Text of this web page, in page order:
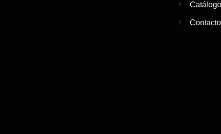
Catálogo
Contacto